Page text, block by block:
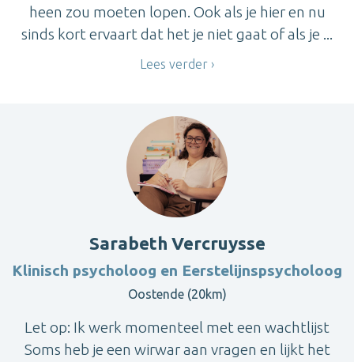
heen zou moeten lopen. Ook als je hier en nu
sinds kort ervaart dat het je niet gaat of als je ...
Lees verder
Sarabeth Vercruysse
Klinisch psycholoog en Eerstelijnspsycholoog
Oostende (20km)
Let op: Ik werk momenteel met een wachtlijst
Soms heb je een wirwar aan vragen en lijkt het